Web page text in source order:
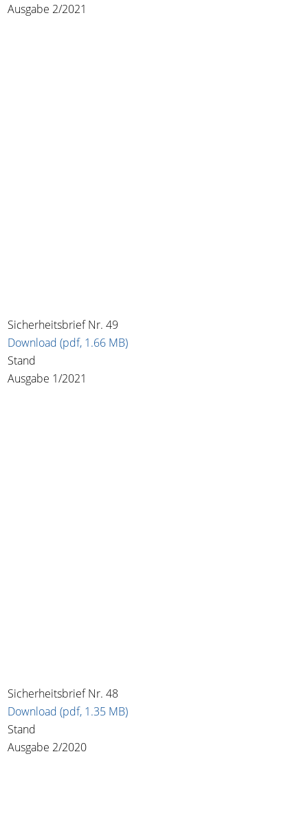
Ausgabe 2/2021
Sicherheitsbrief Nr. 49
Download (pdf, 1.66 MB)
Stand
Ausgabe 1/2021
Sicherheitsbrief Nr. 48
Download (pdf, 1.35 MB)
Stand
Ausgabe 2/2020